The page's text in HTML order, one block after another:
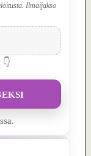
Ilmaijakso